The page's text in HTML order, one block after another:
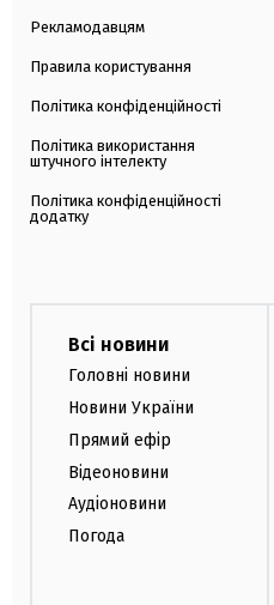
Рекламодавцям
Правила користування
Політика конфіденційності
Політика використання
штучного інтелекту
Політика конфіденційності
додатку
Всі новини
Головні новини
Новини України
Прямий ефір
Відеоновини
Аудіоновини
Погода